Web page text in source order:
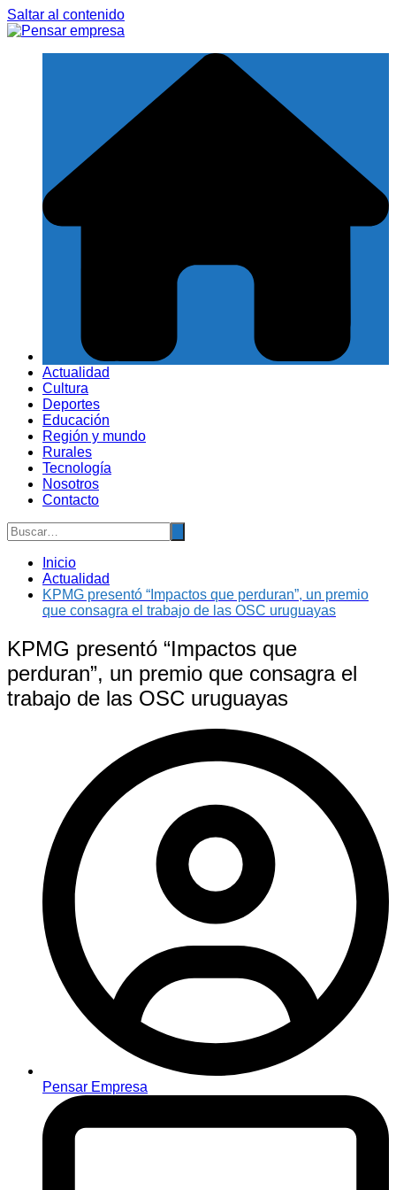
Saltar al contenido
Actualidad
Cultura
Deportes
Educación
Región y mundo
Rurales
Tecnología
Nosotros
Contacto
Inicio
Actualidad
KPMG presentó “Impactos que perduran”, un premio
que consagra el trabajo de las OSC uruguayas
KPMG presentó “Impactos que
perduran”, un premio que consagra el
trabajo de las OSC uruguayas
Pensar Empresa